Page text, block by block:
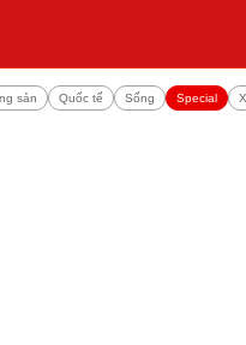
sản Quốc tế Sống Special